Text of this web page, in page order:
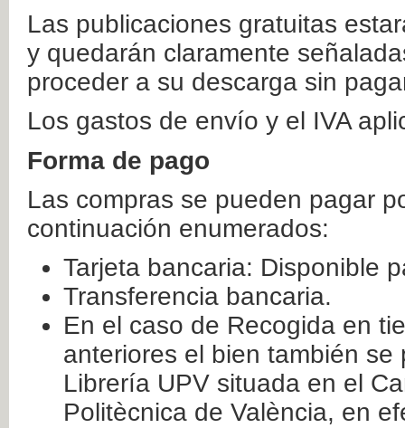
Las publicaciones gratuitas
y quedarán claramente
proceder a su descarga sin
Los gastos de envío y el IVA
Forma de pago
Las compras se pueden pagar
continuación enumerados:
Tarjeta bancaria: Disponible
Transferencia bancaria.
En el caso de Recogida en
anteriores el bien también
Librería UPV situada en el
Politècnica de València, en